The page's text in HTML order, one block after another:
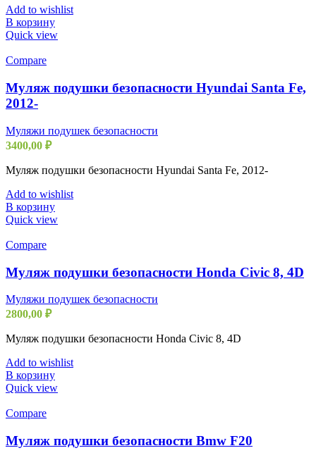
Add to wishlist
В корзину
Quick view
Compare
Муляж подушки безопасности Hyundai Santa Fe,
2012-
Муляжи подушек безопасности
3400,00 ₽
Муляж подушки безопасности Hyundai Santa Fe, 2012-
Add to wishlist
В корзину
Quick view
Compare
Муляж подушки безопасности Honda Civic 8, 4D
Муляжи подушек безопасности
2800,00 ₽
Муляж подушки безопасности Honda Civic 8, 4D
Add to wishlist
В корзину
Quick view
Compare
Муляж подушки безопасности Bmw F20